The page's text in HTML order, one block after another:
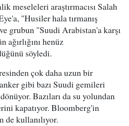
meseleleri araştırmacısı Salah
"Husiler hala tırmanış
grubun "Suudi Arabistan'a karşı
ağırlığını henüz
söyledi.
çok daha uzun bir
gibi bazı Suudi gemileri
Bazıları da su yolundan
kapatıyor. Bloomberg'in
de kullanılıyor.